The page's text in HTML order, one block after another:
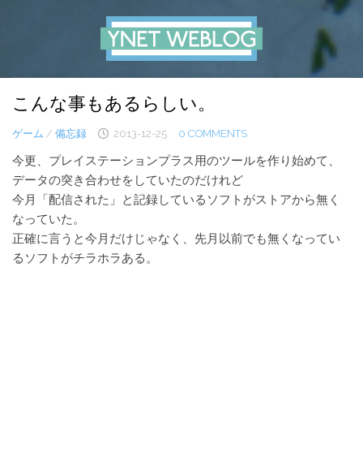
こんな事もあるらしい。
ゲーム / 備忘録 2013-12-25 0 COMMENTS
今更、プレイステーションプラス用のツールを作り始めて、
データの突き合わせをしていたのだけれど
今月「配信された」と記録しているソフトがストアから無く
なっていた。
正確に言うと今月だけじゃなく、先月以前でも無くなってい
るソフトがチラホラある。